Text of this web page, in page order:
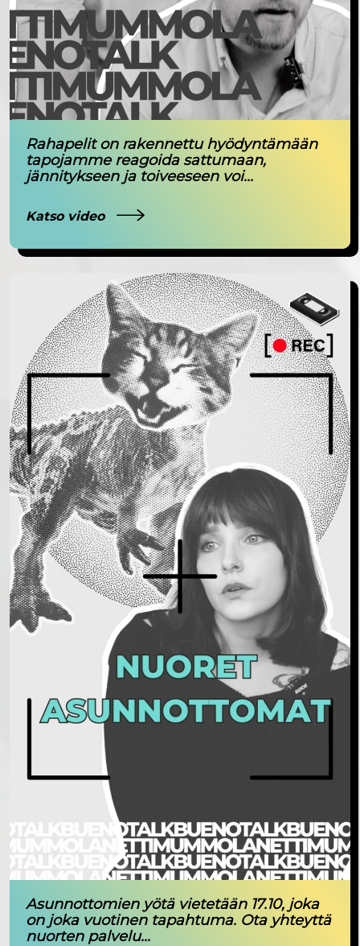
Rahapelit on rakennettu hyödyntämään
tapojamme reagoida sattumaan,
jännitykseen ja toiveeseen voi...
Katso video
Asunnottomien yötä vietetään 17.10, joka
on joka vuotinen tapahtuma. Ota yhteyttä
nuorten palvelu...